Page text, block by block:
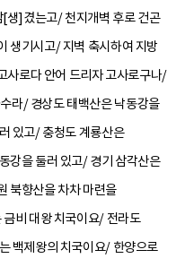
생]겼는고/ 천지개벽 후로 건곤
생기시고/ 지벽 축시하여 지방
로다 안어 드리자 고사로구나/
라/ 경상도 태백산은 낙동강을
있고/ 충청도 계룡산은
강을 둘러 있고/ 경기 삼각산은
북향산을 차차 마련을
비 대왕 치국이요/ 전라도
백제왕의 치국이요/ 한양으로